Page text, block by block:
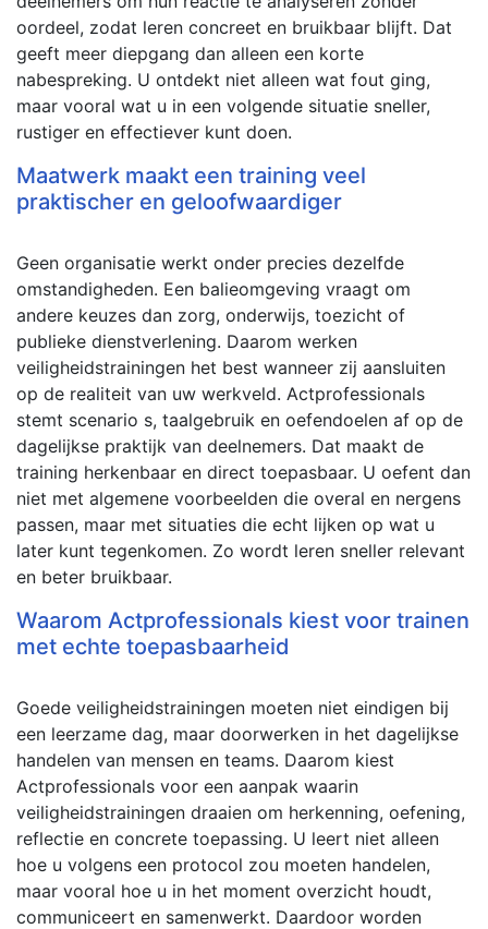
oordeel, zodat leren concreet en bruikbaar blijft. Dat
geeft meer diepgang dan alleen een korte
nabespreking. U ontdekt niet alleen wat fout ging,
maar vooral wat u in een volgende situatie sneller,
rustiger en effectiever kunt doen.
Maatwerk maakt een training veel
praktischer en geloofwaardiger
Geen organisatie werkt onder precies dezelfde
omstandigheden. Een balieomgeving vraagt om
andere keuzes dan zorg, onderwijs, toezicht of
publieke dienstverlening. Daarom werken
veiligheidstrainingen het best wanneer zij aansluiten
op de realiteit van uw werkveld. Actprofessionals
stemt scenario s, taalgebruik en oefendoelen af op de
dagelijkse praktijk van deelnemers. Dat maakt de
training herkenbaar en direct toepasbaar. U oefent dan
niet met algemene voorbeelden die overal en nergens
passen, maar met situaties die echt lijken op wat u
later kunt tegenkomen. Zo wordt leren sneller relevant
en beter bruikbaar.
Waarom Actprofessionals kiest voor trainen
met echte toepasbaarheid
Goede veiligheidstrainingen moeten niet eindigen bij
een leerzame dag, maar doorwerken in het dagelijkse
handelen van mensen en teams. Daarom kiest
Actprofessionals voor een aanpak waarin
veiligheidstrainingen draaien om herkenning, oefening,
reflectie en concrete toepassing. U leert niet alleen
hoe u volgens een protocol zou moeten handelen,
maar vooral hoe u in het moment overzicht houdt,
communiceert en samenwerkt. Daardoor worden